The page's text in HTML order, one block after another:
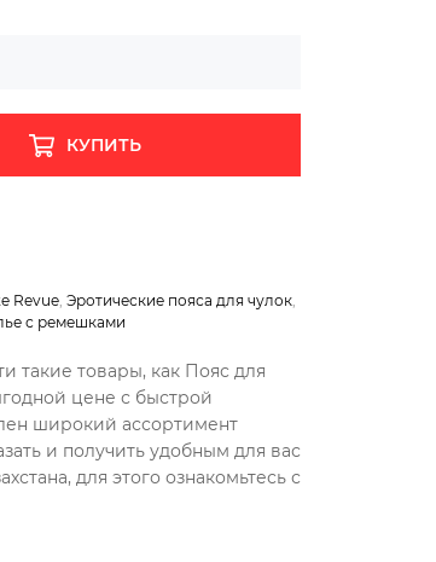
КУПИТЬ
Revue, Эротические пояса для чулок,
с ремешками
такие товары, как Пояс для
цене с быстрой
широкий ассортимент
и получить удобным для вас
для этого ознакомьтесь с